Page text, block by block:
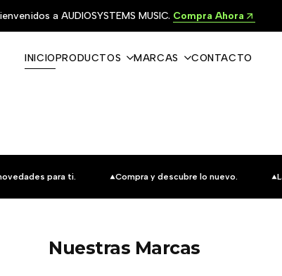
a AUDIOSYSTEMS MUSIC. Compra Ahora
INICIOPRODUCTOS MARCAS CONTACTO
para ti. Compra y descubre lo nuevo.
Nuestras Marcas